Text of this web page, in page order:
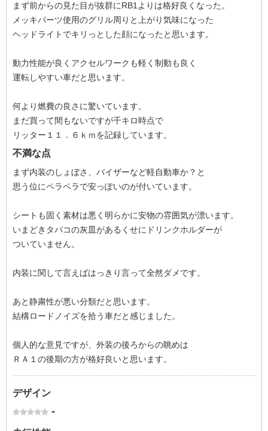
まず前からの見た目が抜群にRB1よりは格好良くなった。
メッキパーツ使用のグリル周りと上がり気味になった
ヘッドライトでキリっとした顔になったと思います。
動力性能が良くアクセルワークも軽く制動も良く
運転しやすい車だと思います。
何より燃費の良さに驚いています。
まだ買って間もないですが千キロ時点で
リッター１１．６ｋｍを記録しています。
不満な点
まず内装のしょぼさ、バイザーなど軽自動車か？と
思う位にペラペラで安っぽいのが付いています。
シートも固く素材は悪く明らかに安物の雰囲気が漂います。
いまどきタバコの灰皿があるくせにドリンクホルダーが
ついていません。
内装に関して言えばはっきり言って全然ダメです。
あと静粛性が悪い分類だと思います。
結構ロードノイズを拾う車だと感じました。
個人的な意見ですが、外装の後ろからの眺めは
ＲＡ１の後期の方が格好良いと思います。
デザイン
-